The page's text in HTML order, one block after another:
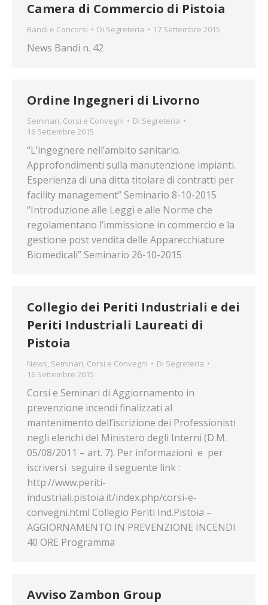
Camera di Commercio di Pistoia
Bandi e Concorsi Di Segreteria 17 Settembre 2015
News Bandi n. 42
Ordine Ingegneri di Livorno
Seminari, Corsi e Convegni Di Segreteria
16 Settembre 2015
“L’ingegnere nell’ambito sanitario.
Approfondimenti sulla manutenzione impianti.
Esperienza di una ditta titolare di contratti per
facility management” Seminario 8-10-2015
“Introduzione alle Leggi e alle Norme che
regolamentano l’immissione in commercio e la
gestione post vendita delle Apparecchiature
Biomedicali” Seminario 26-10-2015
Collegio dei Periti Industriali e dei
Periti Industriali Laureati di
Pistoia
News, Seminari, Corsi e Convegni Di Segreteria
16 Settembre 2015
Corsi e Seminari di Aggiornamento in
prevenzione incendi finalizzati al
mantenimento dell’iscrizione dei Professionisti
negli elenchi del Ministero degli Interni (D.M.
05/08/2011 – art. 7). Per informazioni e per
iscriversi seguire il seguente link :
http://www.periti-
industriali.pistoia.it/index.php/corsi-e-
convegni.html Collegio Periti Ind.Pistoia –
AGGIORNAMENTO IN PREVENZIONE INCENDI
40 ORE Programma
Avviso Zambon Group